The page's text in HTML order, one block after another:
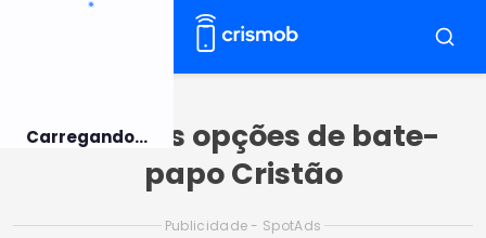
Carregando...
Melhores opções de bate-
papo Cristão
Publicidade - SpotAds